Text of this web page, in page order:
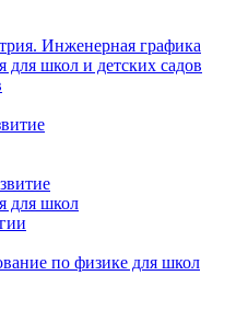
Инженерная графика
для школ и детских садов
для школ
по физике для школ